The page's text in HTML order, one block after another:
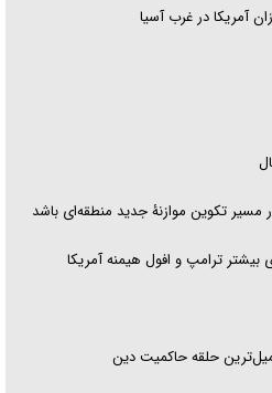
آمریکا در غرب آسیا
مسیر تکوین موازنۀ جدید منطقه‌ای باشد
بیشتر ترامپ و افول هیمنه آمریکا
حلقه حاکمیت دین